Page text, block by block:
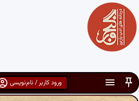
ورود کاربر / نام‌نویسی